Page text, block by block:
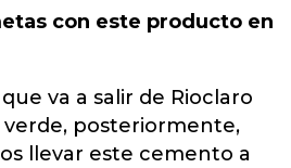
con este producto en
va a salir de Rioclaro
posteriormente,
llevar este cemento a